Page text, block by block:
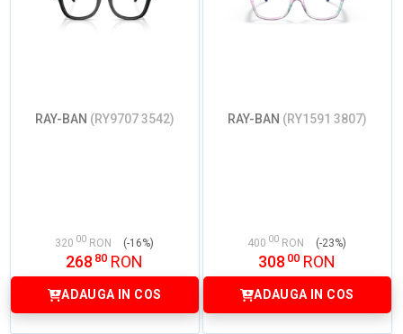
RAY-BAN (RY9707 3542)
320 00 RON (-16%)
268 80 RON
ADAUGA IN COS
RAY-BAN (RY1591 3807)
400 00 RON (-23%)
308 00 RON
ADAUGA IN COS